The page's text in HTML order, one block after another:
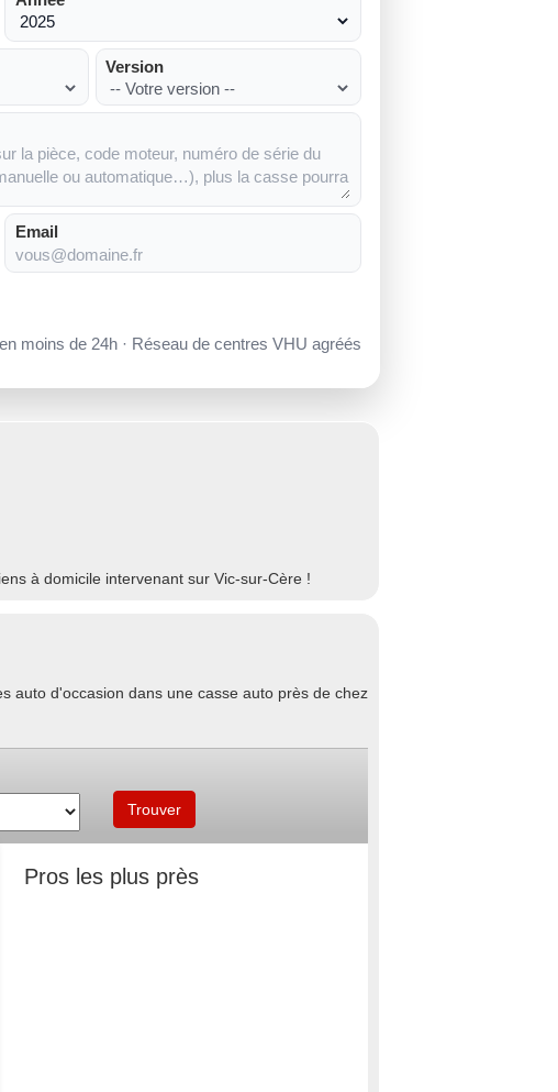
Version
Email
moins de 24h · Réseau de centres VHU agréés
à domicile intervenant sur Vic-sur-Cère !
auto d'occasion dans une casse auto près de chez